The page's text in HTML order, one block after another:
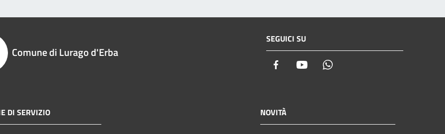
Comune di Lurago d'Erba
SEGUICI SU
Facebook Youtube
DI SERVIZIO NOVITÀ